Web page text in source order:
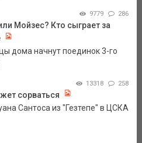
9779 286
Мойзес? Кто сыграет за
дома начнут поединок 3-го
13318 258
сорваться
Сантоса из "Гезтепе" в ЦСКА